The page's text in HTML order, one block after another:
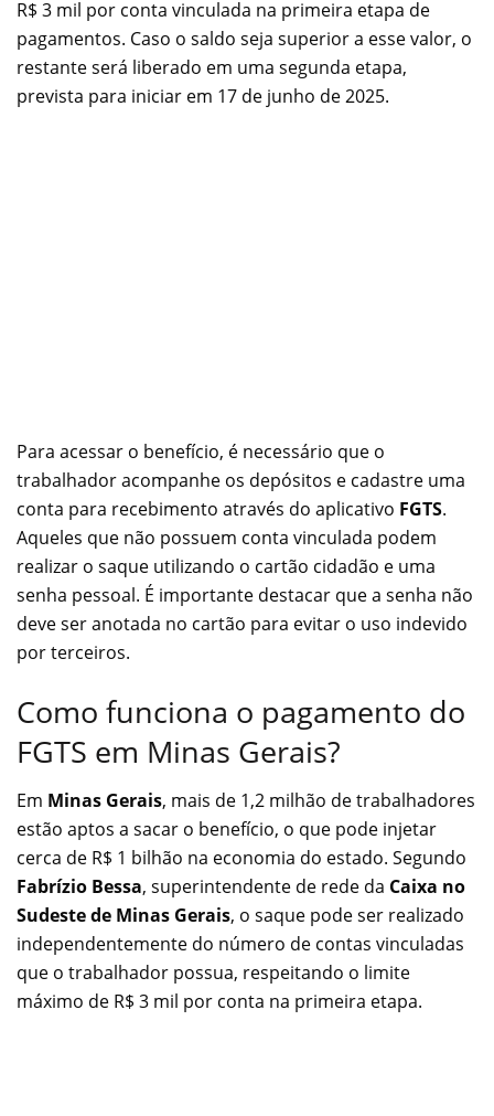
R$ 3 mil por conta vinculada na primeira etapa de
pagamentos. Caso o saldo seja superior a esse valor, o
restante será liberado em uma segunda etapa,
prevista para iniciar em 17 de junho de 2025.
Para acessar o benefício, é necessário que o
trabalhador acompanhe os depósitos e cadastre uma
conta para recebimento através do aplicativo FGTS.
Aqueles que não possuem conta vinculada podem
realizar o saque utilizando o cartão cidadão e uma
senha pessoal. É importante destacar que a senha não
deve ser anotada no cartão para evitar o uso indevido
por terceiros.
Como funciona o pagamento do
FGTS em Minas Gerais?
Em Minas Gerais, mais de 1,2 milhão de trabalhadores
estão aptos a sacar o benefício, o que pode injetar
cerca de R$ 1 bilhão na economia do estado. Segundo
Fabrízio Bessa, superintendente de rede da Caixa no
Sudeste de Minas Gerais, o saque pode ser realizado
independentemente do número de contas vinculadas
que o trabalhador possua, respeitando o limite
máximo de R$ 3 mil por conta na primeira etapa.